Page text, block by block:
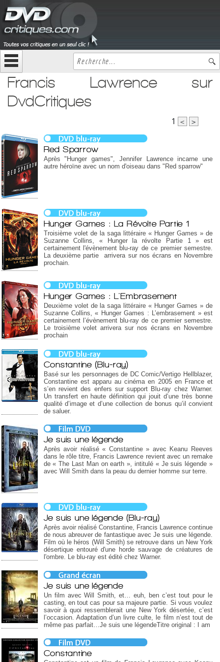
Francis Lawrence sur
DvdCritiques
1 < >
Red Sparrow
Après "Hunger games", Jennifer Lawrence incarne une
autre héroïne avec un nom d'oiseau dans "Red sparrow"
Hunger Games : La Révolte Partie 1
Troisième volet de la saga littéraire « Hunger Games » de
Suzanne Collins, « Hunger la révolte Partie 1 » est
certainement l'évènement blu-ray de ce premier semestre.
La deuxième partie arrivera sur nos écrans en Novembre
prochain.
Hunger Games : L'Embrasement
Deuxième volet de la saga littéraire « Hunger Games » de
Suzanne Collins, « Hunger Games : L’embrasement » est
certainement l’évènement blu-ray de ce premier semestre.
Le troisième volet arrivera sur nos écrans en Novembre
prochain
Constantine (Blu-ray)
Basé sur les personnages de DC Comic/Vertigo Hellblazer,
Constantine est apparu au cinéma en 2005 en France et
s’en revient des enfers sur support Blu-ray chez Warner.
Un transfert en haute définition qui jouit d’une très bonne
qualité d’image et d’une collection de bonus qu’il convient
de saluer.
Je suis une légende
Après avoir réalisé « Constantine » avec Keanu Reeves
dans le rôle titre, Francis Lawrence revient avec un remake
de « The Last Man on earth », intitulé « Je suis légende »
avec Will Smith dans la peau du dernier homme sur terre.
Je suis une légende (Blu-ray)
Après avoir réalisé Constantine, Francis Lawrence continue
de nous abreuver de fantastique avec Je suis une légende.
Film où le héros (Will Smith) se retrouve dans un New York
désertique entouré d'une horde sauvage de créatures de
l'ombre. Le blu-ray est édité chez Warner.
Je suis une légende
Un film avec Will Smith, et… euh, ben c’est tout pour le
casting, en tout cas pour sa majeure partie. Si vous voulez
savoir à quoi ressemblerait une New York désertée, c’est
l’occasion. Adaptation d’un livre culte, le film n’est tout de
même pas parfait…Je suis une légendeTitre original : I am
Constantine